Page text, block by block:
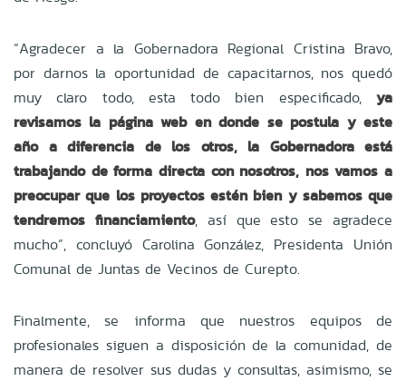
“Agradecer a la Gobernadora Regional Cristina Bravo,
por darnos la oportunidad de capacitarnos, nos quedó
muy claro todo, esta todo bien especificado, ya
revisamos la página web en donde se postula y este
año a diferencia de los otros, la Gobernadora está
trabajando de forma directa con nosotros, nos vamos a
preocupar que los proyectos estén bien y sabemos que
tendremos financiamiento, así que esto se agradece
mucho”, concluyó Carolina González, Presidenta Unión
Comunal de Juntas de Vecinos de Curepto.
Finalmente, se informa que nuestros equipos de
profesionales siguen a disposición de la comunidad, de
manera de resolver sus dudas y consultas, asimismo, se